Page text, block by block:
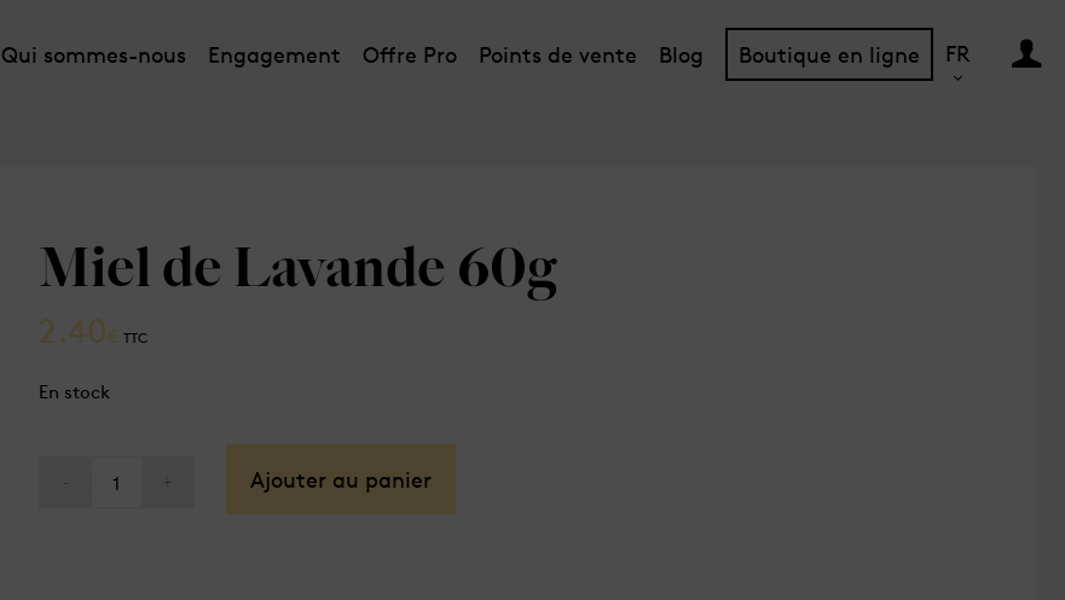
Qui sommes-nous Engagement Offre Pro Points de vente Blog Boutique en ligne FR
Miel de Lavande 60g
2.40€ TTC
En stock
Ajouter au panier